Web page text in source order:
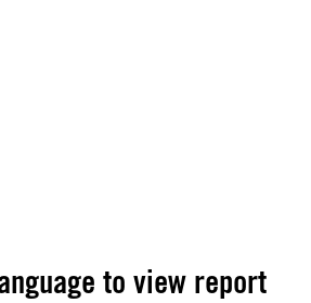
to view report